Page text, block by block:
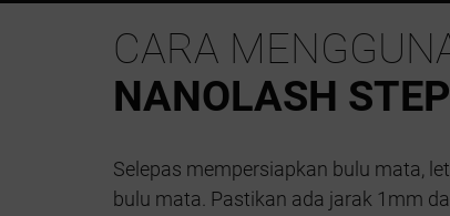
CARA
NANOLASH
Selepas mempersiapkan bulu mata,
bulu mata. Pastikan ada jarak 1mm